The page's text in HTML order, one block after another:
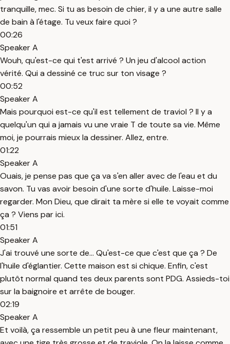
tranquille, mec. Si tu as besoin de chier, il y a une autre salle
de bain à l'étage. Tu veux faire quoi ?
00:26
Speaker A
Wouh, qu'est-ce qui t'est arrivé ? Un jeu d'alcool action
vérité. Qui a dessiné ce truc sur ton visage ?
00:52
Speaker A
Mais pourquoi est-ce qu'il est tellement de traviol ? Il y a
quelqu'un qui a jamais vu une vraie T de toute sa vie. Même
moi, je pourrais mieux la dessiner. Allez, entre.
01:22
Speaker A
Ouais, je pense pas que ça va s'en aller avec de l'eau et du
savon. Tu vas avoir besoin d'une sorte d'huile. Laisse-moi
regarder. Mon Dieu, que dirait ta mère si elle te voyait comme
ça ? Viens par ici.
01:51
Speaker A
J'ai trouvé une sorte de... Qu'est-ce que c'est que ça ? De
l'huile d'églantier. Cette maison est si chique. Enfin, c'est
plutôt normal quand tes deux parents sont PDG. Assieds-toi
sur la baignoire et arrête de bouger.
02:19
Speaker A
Et voilà, ça ressemble un petit peu à une fleur maintenant,